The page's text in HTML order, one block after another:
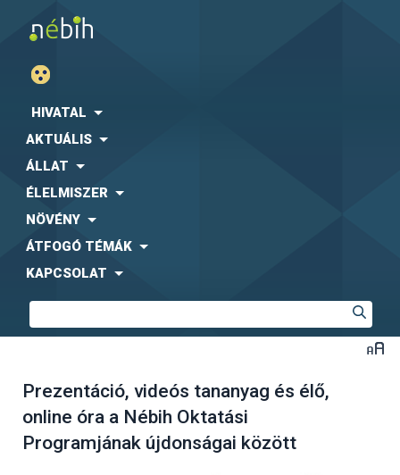
HIVATAL
AKTUÁLIS
ÁLLAT
ÉLELMISZER
NÖVÉNY
ÁTFOGÓ TÉMÁK
KAPCSOLAT
Prezentáció, videós tananyag és élő,
online óra a Nébih Oktatási
Programjának újdonságai között